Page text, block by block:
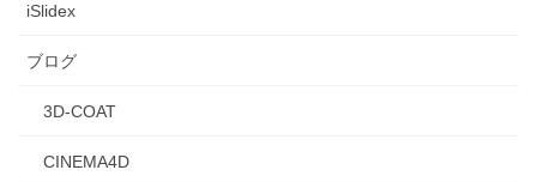
iSlidex
ブログ
3D-COAT
CINEMA4D